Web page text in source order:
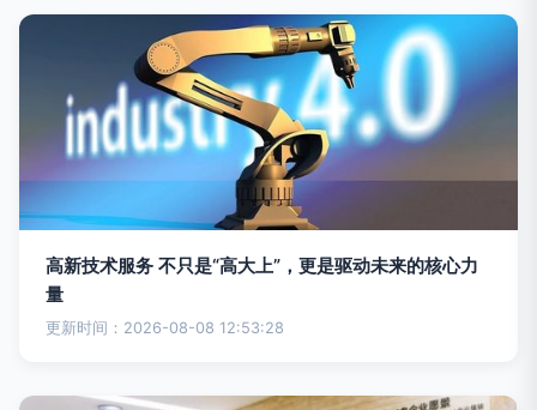
高新技术服务 不只是“高大上”，更是驱动未来的核心力
量
更新时间：2026-08-08 12:53:28